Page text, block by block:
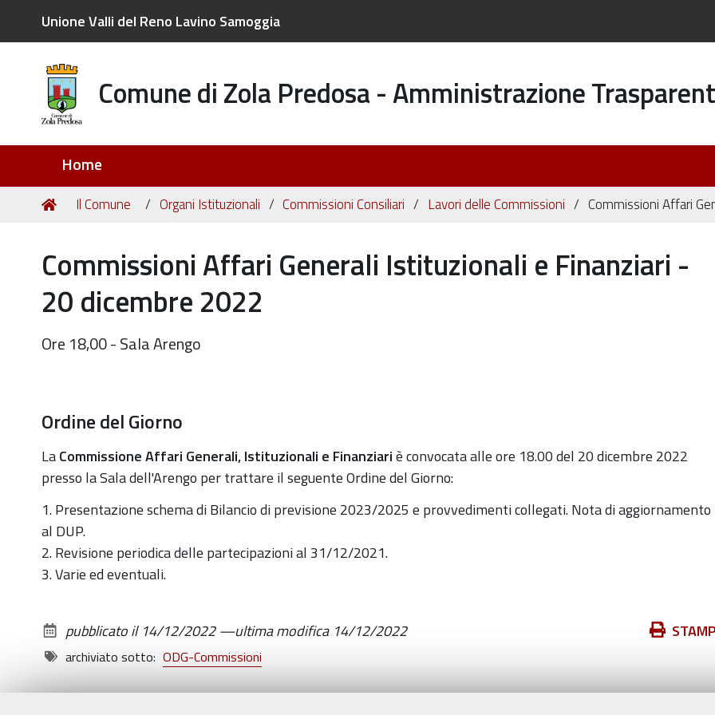
Unione Valli del Reno Lavino Samoggia
Comune di Zola Predosa - Amministrazione
Home
Tu
Home
Il Comune Organi Istituzionali Commissioni Consiliari Lavori delle Commissioni Commissioni Affari
Commissioni Affari Generali Istituzionali e Finanziari -
20 dicembre 2022
Ore 18,00 - Sala Arengo
Ordine del Giorno
LaCommissione Affari Generali, Istituzionali e Finanziariè convocata alle ore 18.00 del 20 dicembre 2022
presso la Sala dell'Arengo per trattare il seguente Ordine del Giorno:
1. Presentazione schema di Bilancio di previsione 2023/2025 e provvedimenti collegati. Nota di aggiornamento
al DUP.
2. Revisione periodica delle partecipazioni al 31/12/2021.
3. Varie ed eventuali.
Azioni
pubblicato il 14/12/2022—ultima modifica 14/12/2022
archiviato sotto: ODG-Commissioni